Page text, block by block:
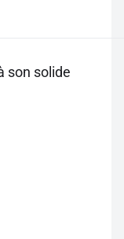
son solide